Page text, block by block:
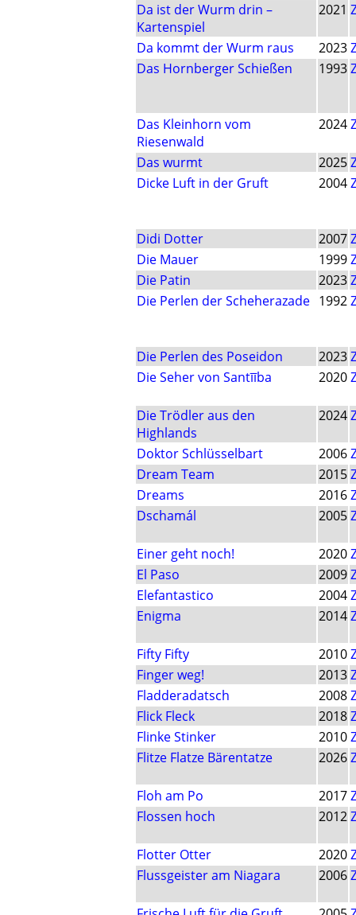
Da ist der Wurm drin –
Kartenspiel
2021
Da kommt der Wurm raus 2023
Das Hornberger Schießen
1993
Das Kleinhorn vom
Riesenwald
2024
Das wurmt 2025
Dicke Luft in der Gruft
2004
Didi Dotter 2007
Die Mauer
1999
Die Patin
2023
Die Perlen der Scheherazade 1992
Die Perlen des Poseidon 2023
Die Seher von Santīība
2020
Die Trödler aus den
Highlands
2024
Doktor Schlüsselbart 2006
Dream Team
2015
Dreams
2016
Dschamál
2005
Einer geht noch! 2020
El Paso
2009
Elefantastico
2004
Enigma
2014
Fifty Fifty 2010
Finger weg!
2013
Fladderadatsch
2008
Flick Fleck
2018
Flinke Stinker
2010
Flitze Flatze Bärentatze
2026
Floh am Po 2017
Flossen hoch
2012
Flotter Otter 2020
Flussgeister am Niagara
2006